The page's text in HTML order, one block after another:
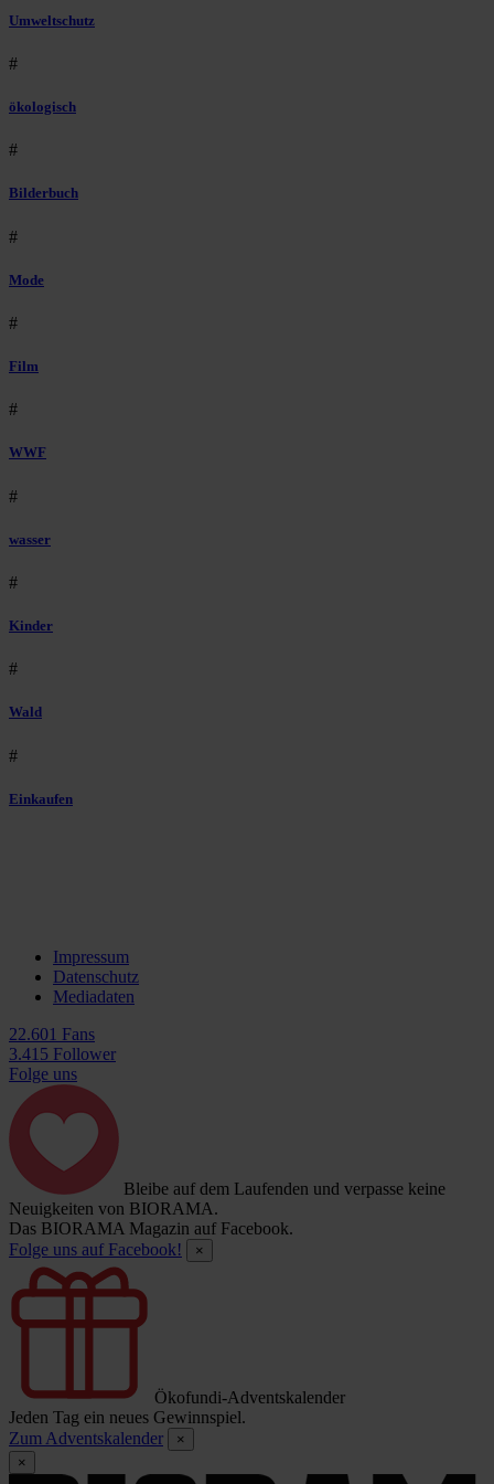
Umweltschutz
#
ökologisch
#
Bilderbuch
#
Mode
#
Film
#
WWF
#
wasser
#
Kinder
#
Wald
#
Einkaufen
Impressum
Datenschutz
Mediadaten
22.601 Fans
3.415 Follower
Folge uns
Bleibe auf dem Laufenden und verpasse keine
Neuigkeiten von BIORAMA.
Das BIORAMA Magazin auf Facebook.
Folge uns auf Facebook!
×
Ökofundi-Adventskalender
Jeden Tag ein neues Gewinnspiel.
Zum Adventskalender
×
×